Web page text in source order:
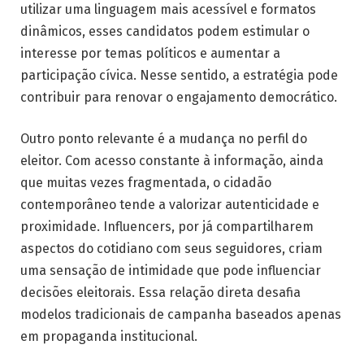
utilizar uma linguagem mais acessível e formatos
dinâmicos, esses candidatos podem estimular o
interesse por temas políticos e aumentar a
participação cívica. Nesse sentido, a estratégia pode
contribuir para renovar o engajamento democrático.
Outro ponto relevante é a mudança no perfil do
eleitor. Com acesso constante à informação, ainda
que muitas vezes fragmentada, o cidadão
contemporâneo tende a valorizar autenticidade e
proximidade. Influencers, por já compartilharem
aspectos do cotidiano com seus seguidores, criam
uma sensação de intimidade que pode influenciar
decisões eleitorais. Essa relação direta desafia
modelos tradicionais de campanha baseados apenas
em propaganda institucional.